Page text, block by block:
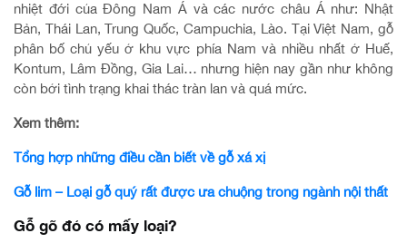
nhiệt đới của Đông Nam Á và các nước châu Á như: Nhật
Bản, Thái Lan, Trung Quốc, Campuchia, Lào. Tại Việt Nam, gỗ
phân bố chủ yếu ở khu vực phía Nam và nhiều nhất ở Huế,
Kontum, Lâm Đồng, Gia Lai… nhưng hiện nay gần như không
còn bởi tình trạng khai thác tràn lan và quá mức.
Xem thêm:
Tổng hợp những điều cần biết về gỗ xá xị
Gỗ lim – Loại gỗ quý rất được ưa chuộng trong ngành nội thất
Gỗ gõ đỏ có mấy loại?